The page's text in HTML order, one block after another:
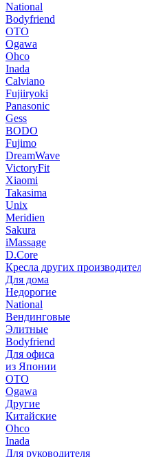
National
Bodyfriend
OTO
Ogawa
Ohco
Inada
Calviano
Fujiiryoki
Panasonic
Gess
BODO
Fujimo
DreamWave
VictoryFit
Xiaomi
Takasima
Unix
Meridien
Sakura
iMassage
D.Core
Кресла других
Для дома
Недорогие
National
Вендинговые
Элитные
Bodyfriend
Для офиса
из Японии
OTO
Ogawa
Другие
Китайские
Ohco
Inada
Для руководителя